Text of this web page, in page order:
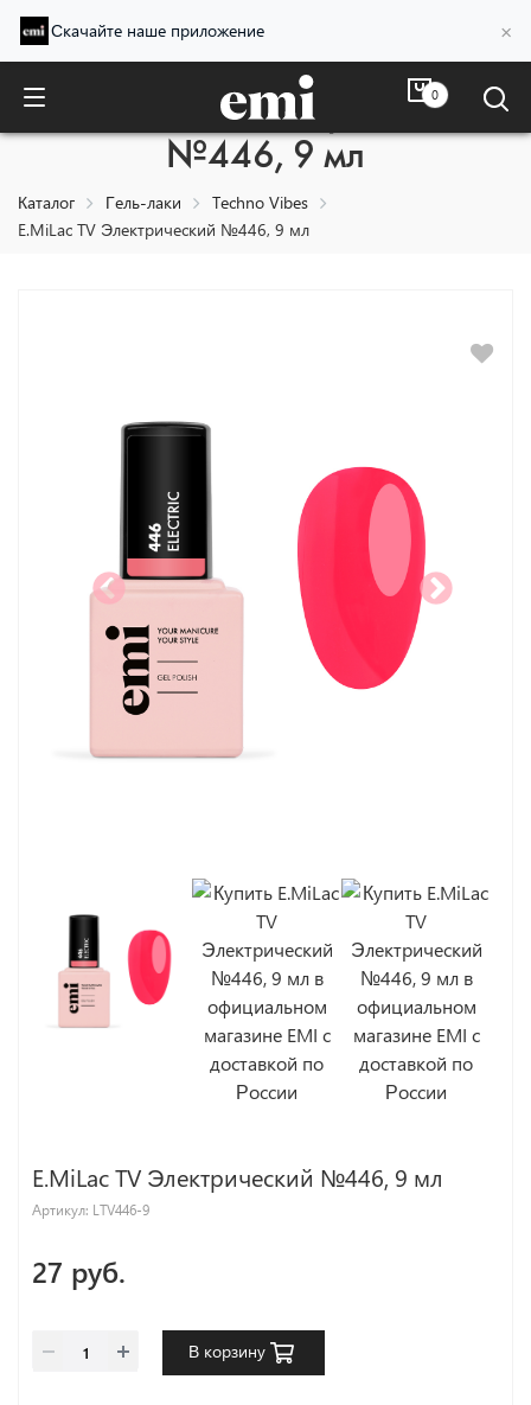
Скачайте наше приложение ×
0
E.MiLac TV Электрический
№446, 9 мл
Каталог Гель-лаки
Techno Vibes
E.MiLac TV Электрический №446, 9 мл
E.MiLac TV Электрический №446, 9 мл
Артикул: LTV446-9
27 руб.
В корзину